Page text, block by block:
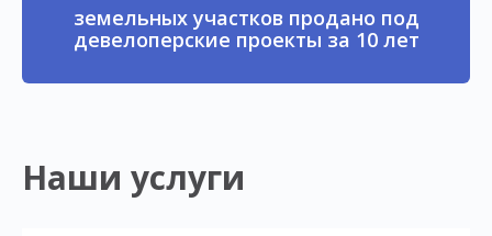
земельных участков продано под
девелоперские проекты за 10 лет
Наши услуги